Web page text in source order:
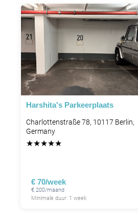
Harshita's Parkeerplaats
Charlottenstraße 78, 10117 Berlin,
Germany
★★★★★
€ 70/week
€ 200/maand
Minimale duur: 1 week